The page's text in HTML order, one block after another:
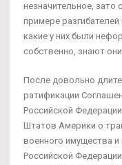
незначительное, зато
примере
какие у них были
собственно, знают
После довольно
ратификации
Российской
Штатов Америки о
военного имущества
Российской